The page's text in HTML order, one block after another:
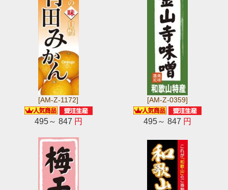
[AM-Z-1172]
495～ 847 円
[AM-Z-0359]
495～ 847 円